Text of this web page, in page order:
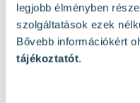
legjobb élményben
szolgáltatások ezek
Bővebb információkért
tájékoztatót.